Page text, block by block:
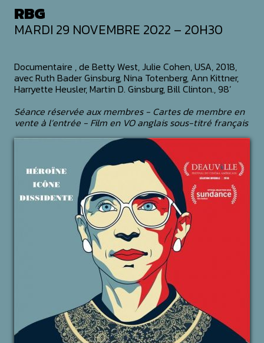
RBG
MARDI 29 NOVEMBRE 2022 – 20H30
Documentaire , de Betty West, Julie Cohen, USA, 2018,
avec Ruth Bader Ginsburg, Nina Totenberg, Ann Kittner,
Harryette Heusler, Martin D. Ginsburg, Bill Clinton., 98’
Séance réservée aux membres - Cartes de membre en
vente à l’entrée - Film en VO anglais sous-titré français